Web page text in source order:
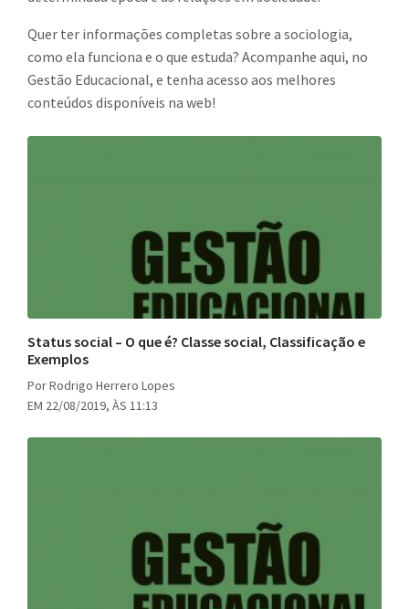
Quer ter informações completas sobre a sociologia,
como ela funciona e o que estuda? Acompanhe aqui, no
Gestão Educacional, e tenha acesso aos melhores
conteúdos disponíveis na web!
Status social – O que é? Classe social, Classificação e
Exemplos
Por Rodrigo Herrero Lopes
EM 22/08/2019, ÀS 11:13